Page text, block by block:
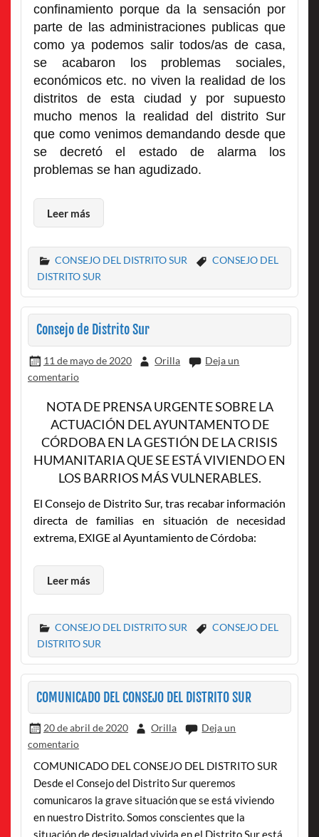
confinamiento porque da la sensación por
parte de las administraciones publicas que
como ya podemos salir todos/as de casa,
se acabaron los problemas sociales,
económicos etc. no viven la realidad de los
distritos de esta ciudad y por supuesto
mucho menos la realidad del distrito Sur
que como venimos demandando desde que
se decretó el estado de alarma los
problemas se han agudizado.
Leer más
CONSEJO DEL DISTRITO SUR
CONSEJO DEL
DISTRITO SUR
Consejo de Distrito Sur
11 de mayo de 2020 Orilla
Deja un
comentario
NOTA DE PRENSA URGENTE SOBRE LA
ACTUACIÓN DEL AYUNTAMENTO DE
CÓRDOBA EN LA GESTIÓN DE LA CRISIS
HUMANITARIA QUE SE ESTÁ VIVIENDO EN
LOS BARRIOS MÁS VULNERABLES.
El Consejo de Distrito Sur, tras recabar información
directa de familias en situación de necesidad
extrema, EXIGE al Ayuntamiento de Córdoba:
Leer más
CONSEJO DEL DISTRITO SUR
CONSEJO DEL
DISTRITO SUR
COMUNICADO DEL CONSEJO DEL DISTRITO SUR
20 de abril de 2020 Orilla
Deja un
comentario
COMUNICADO DEL CONSEJO DEL DISTRITO SUR
Desde el Consejo del Distrito Sur queremos
comunicaros la grave situación que se está viviendo
en nuestro Distrito. Somos conscientes que la
situación de desigualdad vivida en el Distrito Sur está